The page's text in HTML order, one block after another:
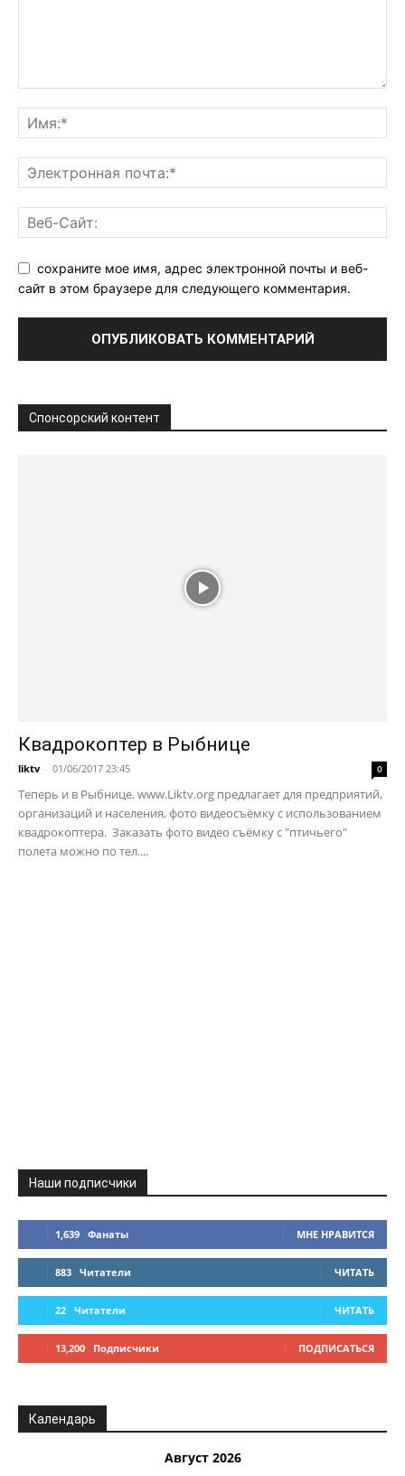
сохраните мое имя, адрес электронной почты и веб-
сайт в этом браузере для следующего комментария.
Спонсорский контент
Квадрокоптер в Рыбнице
liktv - 01/06/2017 23:45 0
Теперь и в Рыбнице. www.Liktv.org предлагает для предприятий,
организаций и населения, фото видеосъёмку с использованием
квадрокоптера. Заказать фото видео съёмку с "птичьего"
полета можно по тел....
Наши подписчики
1,639 Фанаты МНЕ НРАВИТСЯ
883 Читатели ЧИТАТЬ
22 Читатели ЧИТАТЬ
13,200 Подписчики ПОДПИСАТЬСЯ
Календарь
Август 2026